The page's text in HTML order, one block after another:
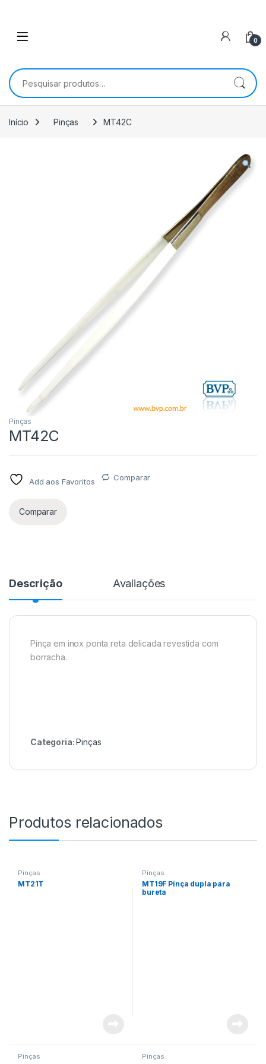
0
Pesquisar por:
Início Pinças MT42C
Pinças
MT42C
Add aos Favoritos Comparar
Comparar
Descrição Avaliações
Pinça em inox ponta reta delicada revestida com
borracha.
Categoria:Pinças
Produtos relacionados
Pinças
MT21T
Pinças
MT19F Pinça dupla para
bureta
Pinças Pinças